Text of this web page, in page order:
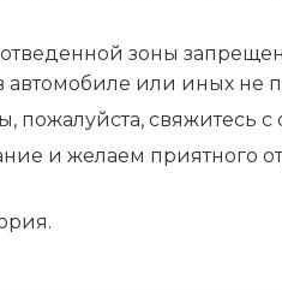
зоны
автомобиле или иных не
пожалуйста, свяжитесь
и желаем приятного